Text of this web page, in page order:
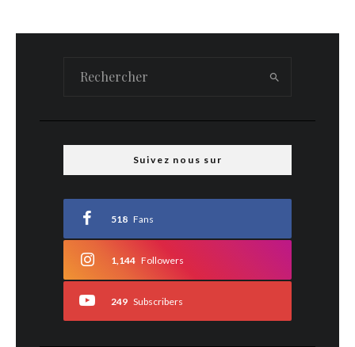
Suivez nous sur
518 Fans
1,144 Followers
249 Subscribers